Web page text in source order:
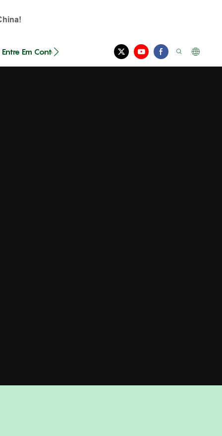
Entre Em Contato Conosco